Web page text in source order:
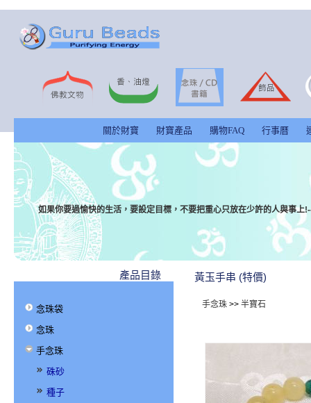
關於財寶 財寶產品 購物FAQ 行事曆
如果你要過愉快的生活，要設定目標，不要把重心只放在少許的人與事上
產品目錄
念珠袋
念珠
手念珠
硃砂
種子
黃玉手串 (特價)
手念珠>> 半寶石